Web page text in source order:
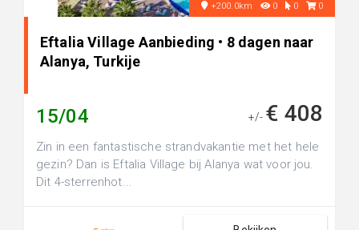
+200.0km 0 0 0
Eftalia Village Aanbieding • 8 dagen naar
Alanya, Turkije
15/04 +/- € 408
Zin in een fantastische strandvakantie met het hele
gezin? Dan is Eftalia Village bij Alanya wat voor jou.
Dit 4-sterrenhot...